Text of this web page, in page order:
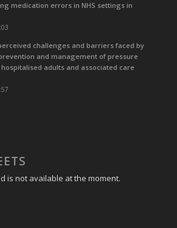
medication errors in NHS settings in
challenges and barriers faced by
and management of pressure
adults and associated care
is not available at the moment.